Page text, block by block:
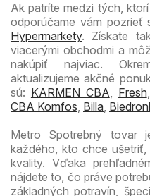
Ak patríte medzi tých,
odporúčame vám pozrieť
Hypermarkety. Získate
viacerými obchodmi a
nakúpiť najviac.
aktualizujeme akčné
sú: KARMEN CBA, Fresh
CBA Komfos, Billa,
Metro Spotrebný tovar
každého, kto chce
kvality. Vďaka
nájdete to, čo práve
základných potravín,